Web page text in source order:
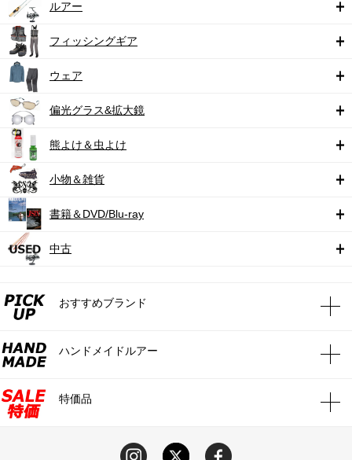
ルアー
フィッシングギア
ウェア
偏光グラス&拡大鏡
熊よけ＆虫よけ
小物＆雑貨
書籍＆DVD/Blu-ray
中古
おすすめブランド
ハンドメイドルアー
特価品